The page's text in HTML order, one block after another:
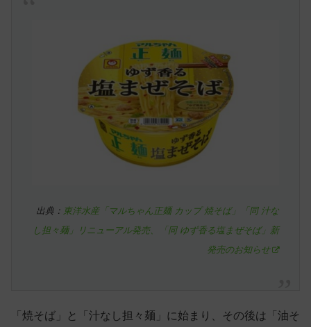
出典： 東洋水産「マルちゃん正麺 カップ 焼そば」「同 汁な
し担々麺」リニューアル発売、「同 ゆず香る塩まぜそば」新
発売のお知らせ
「焼そば」と「汁なし担々麺」に始まり、その後は「油そ